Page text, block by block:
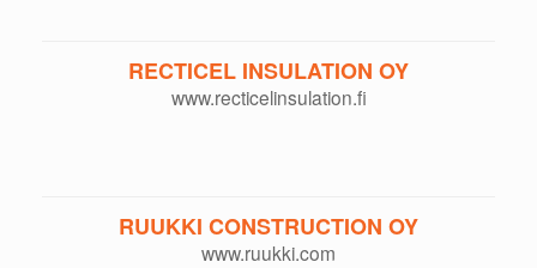
RECTICEL INSULATION OY
www.recticelinsulation.fi
RUUKKI CONSTRUCTION OY
www.ruukki.com